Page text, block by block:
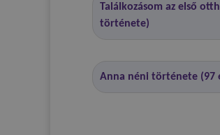
Találkozásom az első
története)
Anna néni története (97